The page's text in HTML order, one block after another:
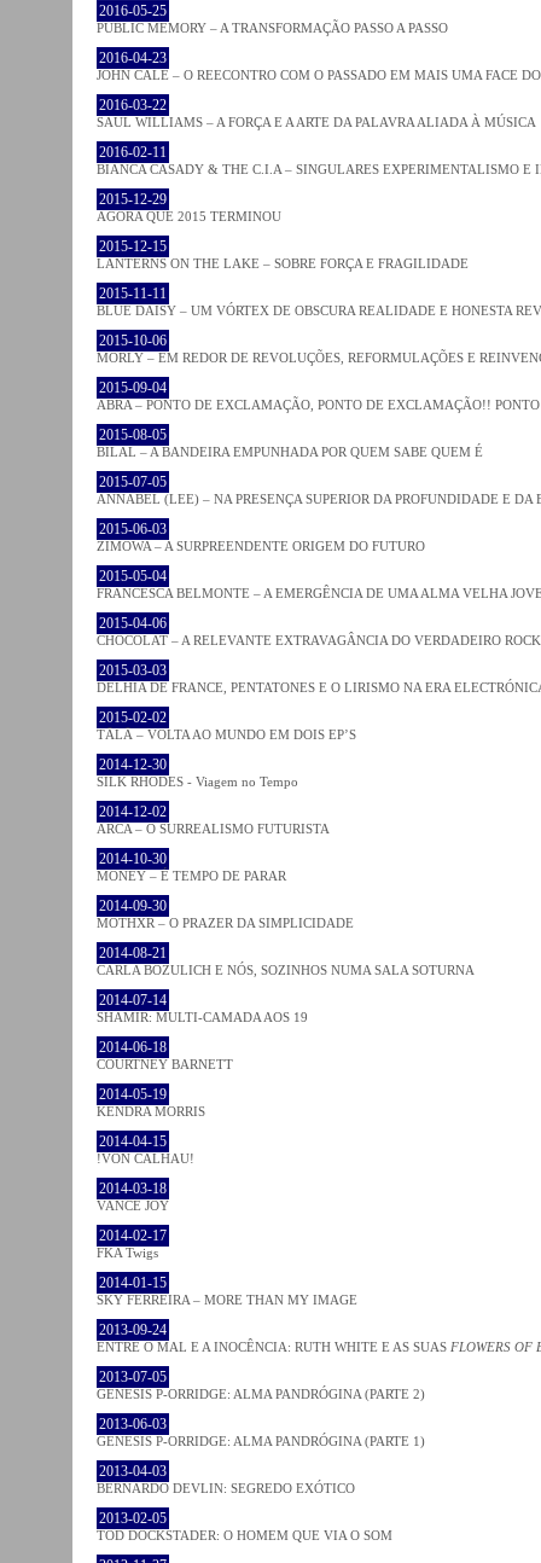
2016-05-25
PUBLIC MEMORY – A TRANSFORMAÇÃO PASSO A PASSO
2016-04-23
JOHN CALE – O REECONTRO COM O PASSADO EM MAIS UMA FACE
2016-03-22
SAUL WILLIAMS – A FORÇA E A ARTE DA PALAVRA ALIADA À MÚSICA
2016-02-11
BIANCA CASADY & THE C.I.A – SINGULARES EXPERIMENTALISMO E
2015-12-29
AGORA QUE 2015 TERMINOU
2015-12-15
LANTERNS ON THE LAKE – SOBRE FORÇA E FRAGILIDADE
2015-11-11
BLUE DAISY – UM VÓRTEX DE OBSCURA REALIDADE E HONESTA
2015-10-06
MORLY – EM REDOR DE REVOLUÇÕES, REFORMULAÇÕES E
2015-09-04
ABRA – PONTO DE EXCLAMAÇÃO, PONTO DE EXCLAMAÇÃO!!
2015-08-05
BILAL – A BANDEIRA EMPUNHADA POR QUEM SABE QUEM É
2015-07-05
ANNABEL (LEE) – NA PRESENÇA SUPERIOR DA PROFUNDIDADE E DA
2015-06-03
ZIMOWA – A SURPREENDENTE ORIGEM DO FUTURO
2015-05-04
FRANCESCA BELMONTE – A EMERGÊNCIA DE UMA ALMA VELHA
2015-04-06
CHOCOLAT – A RELEVANTE EXTRAVAGÂNCIA DO VERDADEIRO ROCK
2015-03-03
DELHIA DE FRANCE, PENTATONES E O LIRISMO NA ERA
2015-02-02
TĀLĀ – VOLTA AO MUNDO EM DOIS EP’S
2014-12-30
SILK RHODES - Viagem no Tempo
2014-12-02
ARCA – O SURREALISMO FUTURISTA
2014-10-30
MONEY – É TEMPO DE PARAR
2014-09-30
MOTHXR – O PRAZER DA SIMPLICIDADE
2014-08-21
CARLA BOZULICH E NÓS, SOZINHOS NUMA SALA SOTURNA
2014-07-14
SHAMIR: MULTI-CAMADA AOS 19
2014-06-18
COURTNEY BARNETT
2014-05-19
KENDRA MORRIS
2014-04-15
!VON CALHAU!
2014-03-18
VANCE JOY
2014-02-17
FKA Twigs
2014-01-15
SKY FERREIRA – MORE THAN MY IMAGE
2013-09-24
ENTRE O MAL E A INOCÊNCIA: RUTH WHITE E AS SUAS FLOWERS OF
2013-07-05
GENESIS P-ORRIDGE: ALMA PANDRÓGINA (PARTE 2)
2013-06-03
GENESIS P-ORRIDGE: ALMA PANDRÓGINA (PARTE 1)
2013-04-03
BERNARDO DEVLIN: SEGREDO EXÓTICO
2013-02-05
TOD DOCKSTADER: O HOMEM QUE VIA O SOM